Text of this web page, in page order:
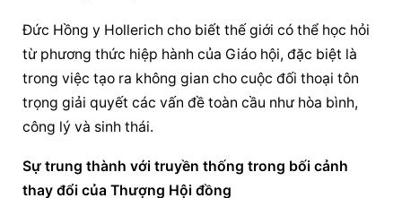
Đức Hồng y Hollerich cho biết thế giới có thể học hỏi
từ phương thức hiệp hành của Giáo hội, đặc biệt là
trong việc tạo ra không gian cho cuộc đối thoại tôn
trọng giải quyết các vấn đề toàn cầu như hòa bình,
công lý và sinh thái.
Sự trung thành với truyền thống trong bối cảnh
thay đổi của Thượng Hội đồng